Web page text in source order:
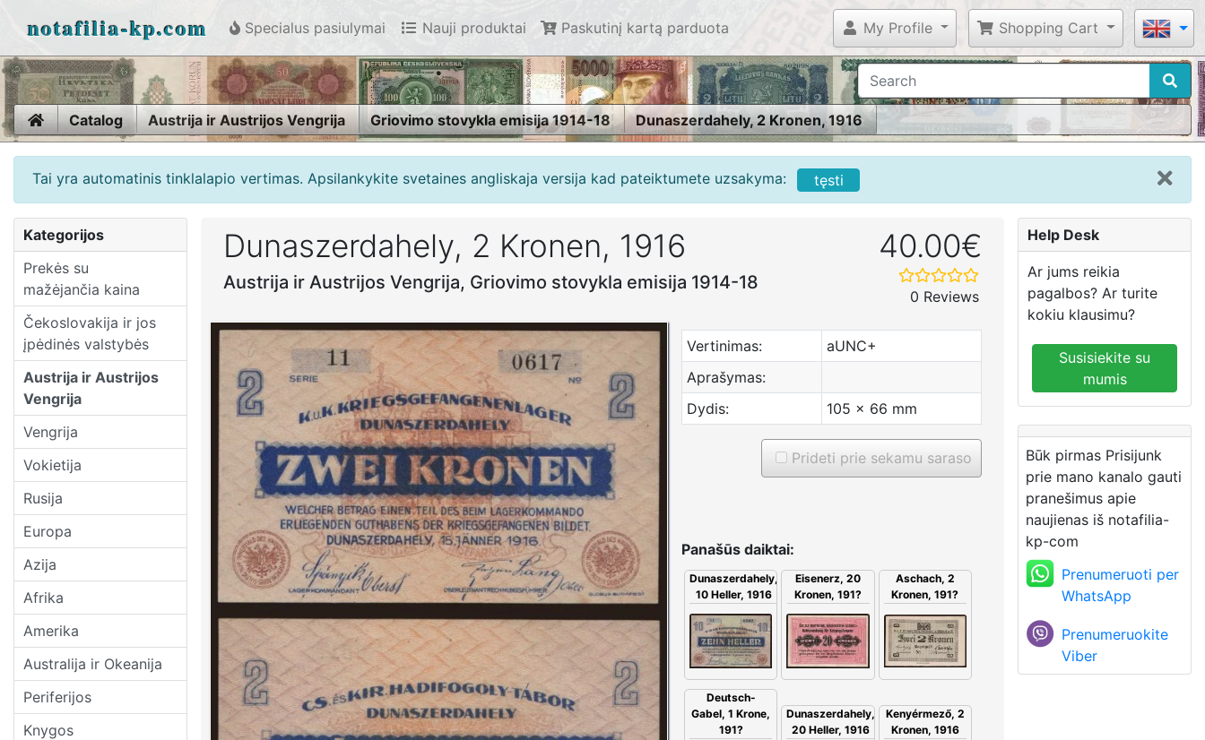
notafilia-kp.com Specialus pasiulymai Nauji produktai Paskutinį kartą parduota My Profile Shopping Cart
HomeCatalog Austrija ir Austrijos Vengrija Griovimo stovykla emisija 1914-18 Dunaszerdahely, 2 Kronen, 1916
Tai yra automatinis tinklalapio vertimas. Apsilankykite svetaines angliskaja versija kad pateiktumete uzsakyma: tęsti
Kategorijos
Prekės su
mažėjančia kaina
Čekoslovakija ir jos
įpėdinės valstybės
Austrija ir Austrijos
Vengrija
Vengrija
Vokietija
Rusija
Europa
Azija
Afrika
Amerika
Australija ir Okeanija
Periferijos
Knygos
Dunaszerdahely, 2 Kronen, 1916
Austrija ir Austrijos Vengrija, Griovimo stovykla emisija 1914-18
40.00€
0 Reviews
Vertinimas:
aUNC+
Aprašymas:
Dydis:
105 x 66 mm
Prideti prie sekamu saraso
Panašūs daiktai:
Dunaszerdahely,
10 Heller, 1916
Eisenerz, 20
Kronen, 191?
Aschach, 2
Kronen, 191?
Deutsch-
Gabel, 1 Krone,
191?
Dunaszerdahely,
20 Heller, 1916
Kenyérmező, 2
Kronen, 1916
Help Desk
Ar jums reikia
pagalbos? Ar turite
kokiu klausimu?
Susisiekite su
mumis
Būk pirmas Prisijunk
prie mano kanalo gauti
pranešimus apie
naujienas iš notafilia-
kp-com
Prenumeruoti per
WhatsApp
Prenumeruokite
Viber